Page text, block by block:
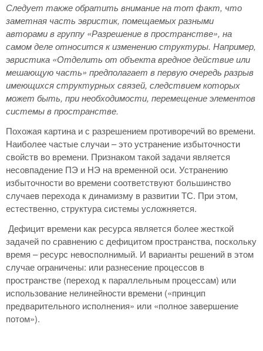
Следует также обратить внимание на тот факт, что
заметная часть эвристик, помещаемых разными
авторами в группу «Разрешение в пространстве», на
самом деле относится к изменению структуры. Например,
эвристика «Отделить от объекта вредное действие или
мешающую часть» предполагает в первую очередь разрыв
имеющихся структурных связей, следствием которых
может быть, при необходимости, перемещение элементов
системы в пространстве.
Похожая картина и с разрешением противоречий во времени.
Наиболее частые случаи – это устранение избыточности
свойств во времени. Признаком такой задачи является
несовпадение ПЭ и НЭ на временной оси. Устранению
избыточности во времени соответствуют большинство
случаев перехода к динамизму в развитии ТС. При этом,
естественно, структура системы усложняется.
Дефицит времени как ресурса является более жесткой
задачей по сравнению с дефицитом пространства, поскольку
время – ресурс невосполнимый. И варианты решений в этом
случае ограничены: или разнесение процессов в
пространстве (переход к параллельным процессам) или
использование нелинейности времени («принцип
предварительного исполнения» или «полное завершение
потом»).